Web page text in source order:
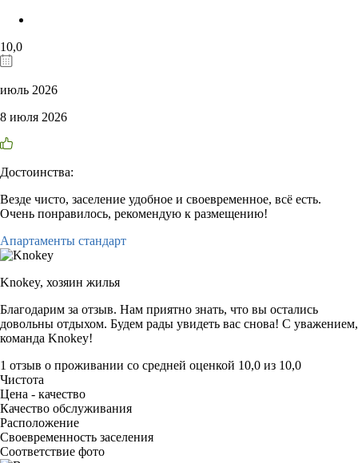
10,0
июль 2026
8 июля 2026
Достоинства:
Везде чисто, заселение удобное и своевременное, всё есть.
Очень понравилось, рекомендую к размещению!
Апартаменты стандарт
Knokey, хозяин жилья
Благодарим за отзыв. Нам приятно знать, что вы остались
довольны отдыхом. Будем рады увидеть вас снова! С уважением,
команда Knokey!
1 отзыв о проживании со средней оценкой 10,0 из 10,0
Чистота
Цена - качество
Качество обслуживания
Расположение
Своевременность заселения
Соответствие фото